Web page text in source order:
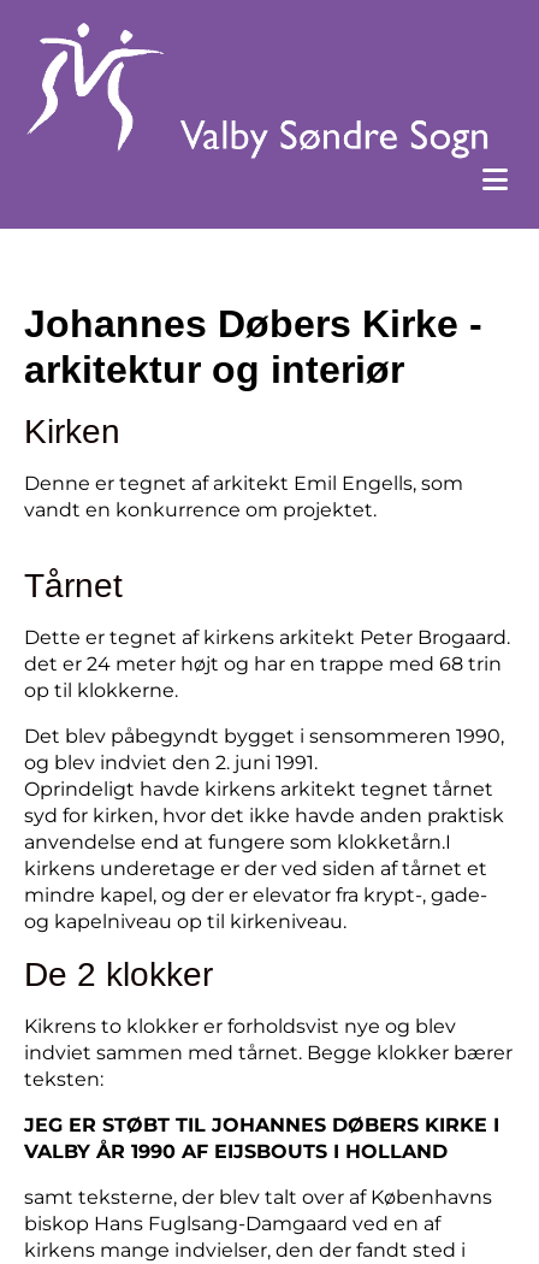
Johannes Døbers Kirke -
arkitektur og interiør
Kirken
Denne er tegnet af arkitekt Emil Engells, som
vandt en konkurrence om projektet.
Tårnet
Dette er tegnet af kirkens arkitekt Peter Brogaard.
det er 24 meter højt og har en trappe med 68 trin
op til klokkerne.
Det blev påbegyndt bygget i sensommeren 1990,
og blev indviet den 2. juni 1991.
Oprindeligt havde kirkens arkitekt tegnet tårnet
syd for kirken, hvor det ikke havde anden praktisk
anvendelse end at fungere som klokketårn.I
kirkens underetage er der ved siden af tårnet et
mindre kapel, og der er elevator fra krypt-, gade-
og kapelniveau op til kirkeniveau.
De 2 klokker
Kikrens to klokker er forholdsvist nye og blev
indviet sammen med tårnet. Begge klokker bærer
teksten:
JEG ER STØBT TIL JOHANNES DØBERS KIRKE I
VALBY ÅR 1990 AF EIJSBOUTS I HOLLAND
samt teksterne, der blev talt over af Københavns
biskop Hans Fuglsang-Damgaard ved en af
kirkens mange indvielser, den der fandt sted i